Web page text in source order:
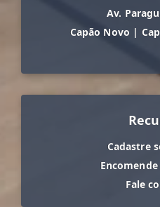
Av.
Capão Novo |
Cadastre
Fale